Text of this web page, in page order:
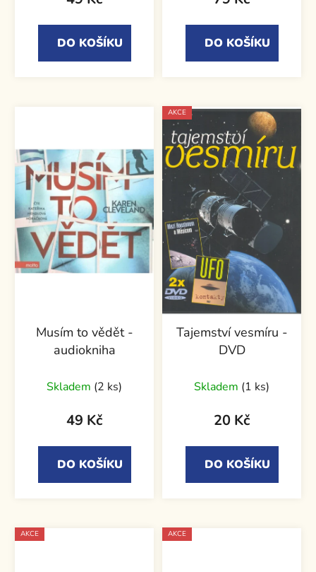
DO KOŠÍKU DO KOŠÍKU
Musím to vědět -
audiokniha
Skladem (2 ks)
49 Kč
DO KOŠÍKU
AKCE
Tajemství vesmíru -
DVD
Skladem (1 ks)
20 Kč
DO KOŠÍKU
AKCE AKCE